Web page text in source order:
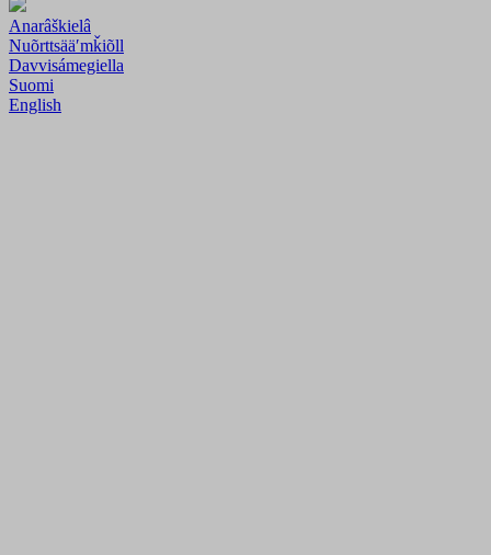
Anarâškielâ
Nuõrttsääʹmǩiõll
Davvisámegiella
Suomi
English